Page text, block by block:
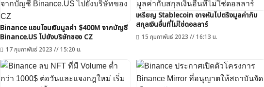
Binance แอบโอนเงินมูลค่า $400M จากบัญชี
Binance​.US ไปยังบริษัทของ CZ
17 กุมภาพันธ์ 2023 // 15:20 น.
เหรียญ Stablecoin อาจหันไปตรึงมูลค่ากับ
สกุลเงินอื่นที่ไม่ใช่ดอลลาร์
15 กุมภาพันธ์ 2023 // 16:13 น.